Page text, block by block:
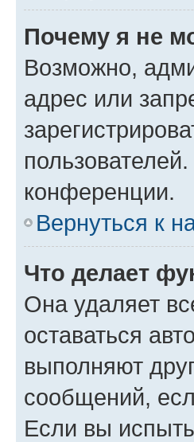
Почему я не
Возможно,
адрес или
конференции.
Вернуться к
Что делает
Она удаляет
оставаться
выполняют
сообщений,
Если вы